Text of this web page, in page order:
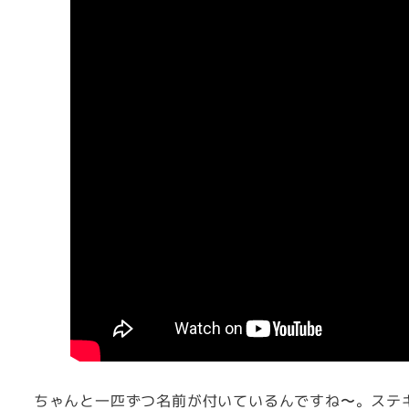
ちゃんと一匹ずつ名前が付いているんですね〜。ステ